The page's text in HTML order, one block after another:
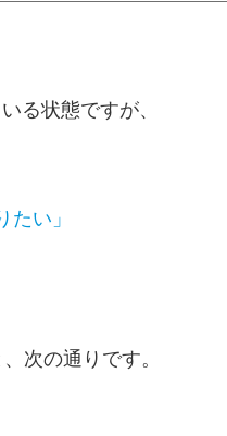
る状態ですが、
たい」
次の通りです。